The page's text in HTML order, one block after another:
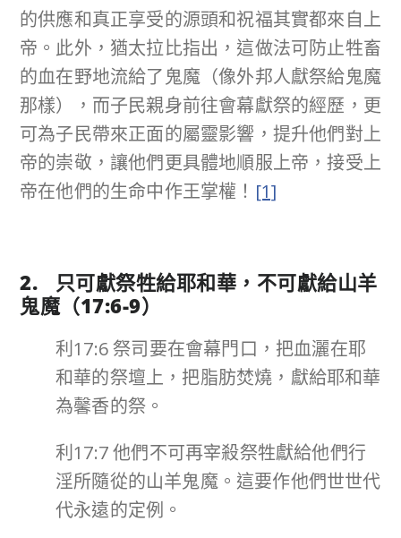
的供應和真正享受的源頭和祝福其實都來自上
帝。此外，猶太拉比指出，這做法可防止牲畜
的血在野地流給了鬼魔（像外邦人獻祭給鬼魔
那樣），而子民親身前往會幕獻祭的經歷，更
可為子民帶來正面的屬靈影響，提升他們對上
帝的崇敬，讓他們更具體地順服上帝，接受上
帝在他們的生命中作王掌權！ [1]
2. 只可獻祭牲給耶和華，不可獻給山羊
鬼魔（17:6-9）
利17:6 祭司要在會幕門口，把血灑在耶
和華的祭壇上，把脂肪焚燒，獻給耶和華
為馨香的祭。
利17:7 他們不可再宰殺祭牲獻給他們行
淫所隨從的山羊鬼魔。這要作他們世世代
代永遠的定例。